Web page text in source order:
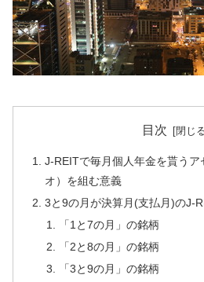
目次
J-REITで毎月個人年金を貰うア
オ）を組む意義
3と9の月が決算月(支払月)のJ-
「1と7の月」の銘柄
「2と8の月」の銘柄
「3と9の月」の銘柄